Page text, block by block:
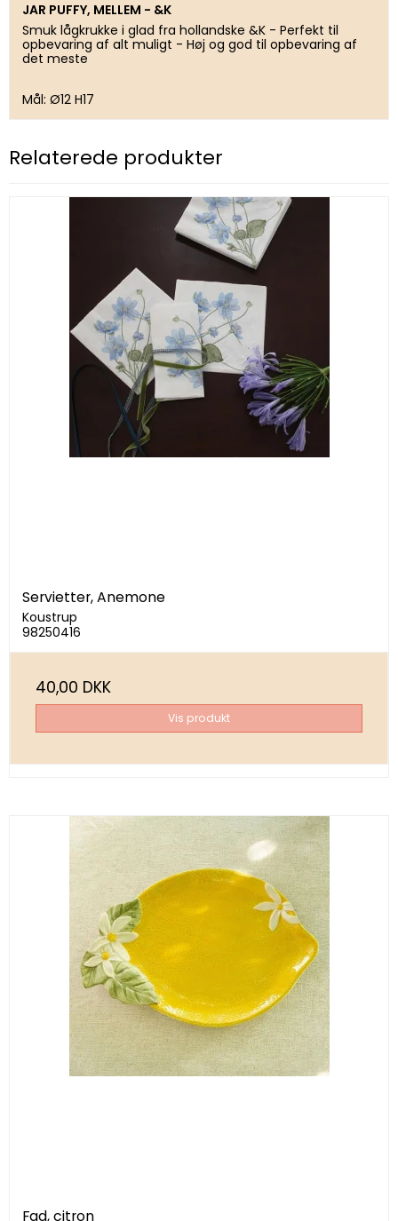
JAR PUFFY, MELLEM - &K
Smuk lågkrukke i glad fra hollandske &K - Perfekt til
opbevaring af alt muligt - Høj og god til opbevaring af
det meste
Mål: Ø12 H17
Relaterede produkter
Servietter, Anemone
Koustrup
98250416
40,00 DKK
Vis produkt
Fad, citron